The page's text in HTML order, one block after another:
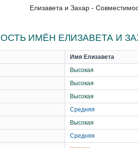
Елизавета и Захар -
ИМЁН ЕЛИЗАВЕТА И
Имя Елизавета
Высокая
Высокая
Высокая
Средняя
Высокая
Средняя